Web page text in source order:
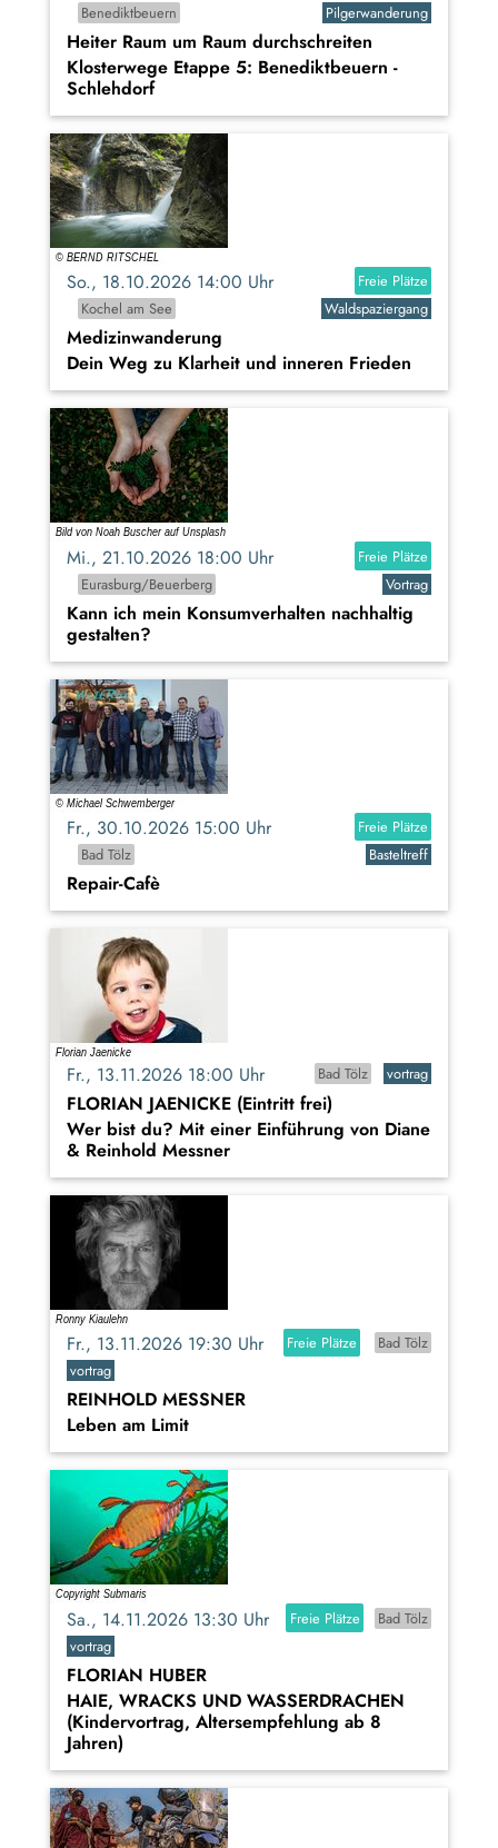
Benediktbeuern
Pilgerwanderung
Heiter Raum um Raum durchschreiten
Klosterwege Etappe 5: Benediktbeuern -
Schlehdorf
So., 18.10.2026 14:00 Uhr
Freie Plätze
Kochel am See
Waldspaziergang
Medizinwanderung
Dein Weg zu Klarheit und inneren Frieden
Mi., 21.10.2026 18:00 Uhr
Freie Plätze
Eurasburg/Beuerberg
Vortrag
Kann ich mein Konsumverhalten nachhaltig
gestalten?
Fr., 30.10.2026 15:00 Uhr
Freie Plätze
Bad Tölz
Basteltreff
Repair-Cafè
Fr., 13.11.2026 18:00 Uhr Bad Tölz vortrag
FLORIAN JAENICKE (Eintritt frei)
Wer bist du? Mit einer Einführung von Diane
& Reinhold Messner
Fr., 13.11.2026 19:30 Uhr Freie Plätze
Bad Tölz
vortrag
REINHOLD MESSNER
Leben am Limit
Sa., 14.11.2026 13:30 Uhr Freie Plätze
Bad Tölz
vortrag
FLORIAN HUBER
HAIE, WRACKS UND WASSERDRACHEN
(Kindervortrag, Altersempfehlung ab 8
Jahren)